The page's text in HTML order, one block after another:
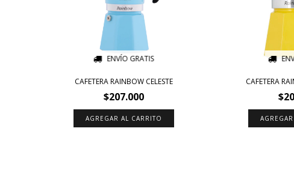
ENVÍO GRATIS
CAFETERA RAINBOW CELESTE
$207.000
AGREGAR AL CARRITO
CAFETERA